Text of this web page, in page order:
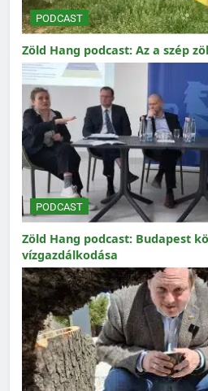
PODCAST
Zöld Hang podcast: Az a szép
PODCAST
Zöld Hang podcast: Budapest
vízgazdálkodása